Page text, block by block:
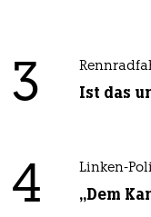
3 Ist das
4 Linken-
„Dem